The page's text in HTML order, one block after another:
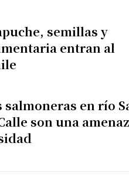
semillas y
entran al
en río
son una